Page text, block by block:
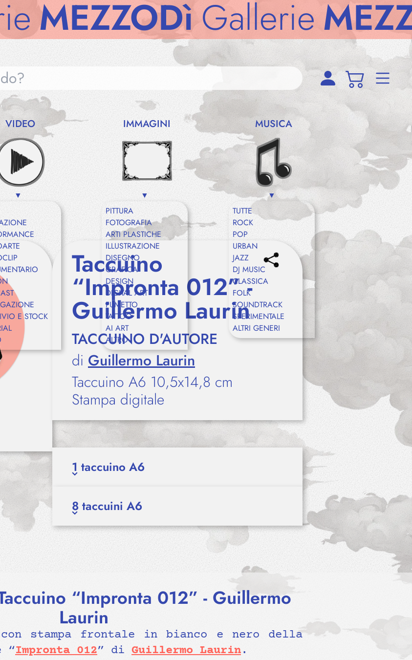
GallerieMEZZODì
Shop
siamo
Contatti
VIDEO
E STOCK
IMMAGINI
PITTURA
FOTOGRAFIA
ARTI PLASTICHE
ILLUSTRAZIONE
DISEGNO
GRAFICA
DESIGN
DIGITAL ART
FUMETTO
TATTOO
AI ART
ALTRO
MUSICA
TUTTE
ROCK
POP
URBAN
JAZZ
DJ MUSIC
CLASSICA
FOLK
SOUNDTRACK
SPERIMENTALE
ALTRI GENERI
Taccuino
“Impronta 012” -
Guillermo Laurin
TACCUINO D'AUTORE
di Guillermo Laurin
Taccuino A6 10,5x14,8 cm
Stampa digitale
1 taccuino A6
8 taccuini A6
“Impronta 012” - Guillermo
Laurin
stampa frontale in bianco e nero della
“Impronta 012” di Guillermo Laurin.